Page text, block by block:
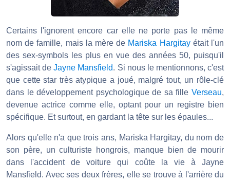
Certains l'ignorent encore car elle ne porte pas le même
nom de famille, mais la mère de Mariska Hargitayétait l'un
des sex-symbols les plus en vue des années 50, puisqu'il
s'agissait deJayne Mansfield. Si nous le mentionnons, c'est
que cette star très atypique a joué, malgré tout, un rôle-clé
dans le développement psychologique de sa fille Verseau,
devenue actrice comme elle, optant pour un registre bien
spécifique. Et surtout, en gardant la tête sur les épaules...
Alors qu'elle n'a que trois ans, Mariska Hargitay, du nom de
son père, un culturiste hongrois, manque bien de mourir
dans l'accident de voiture qui coûte la vie à Jayne
Mansfield. Avec ses deux frères, elle se trouve à l'arrière du